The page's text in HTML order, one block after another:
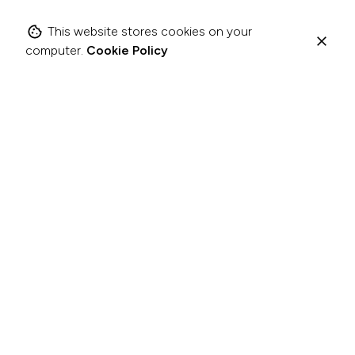
This website stores cookies on your
computer. Cookie Policy